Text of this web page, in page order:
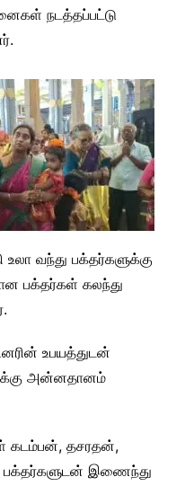
நடத்தப்பட்டு
வந்து பக்தர்களுக்கு
பக்தர்கள் கலந்து
உபயத்துடன்
அன்னதானம்
கடம்பன், தசரதன்,
பக்தர்களுடன் இணைந்து